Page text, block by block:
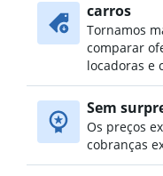
carros
Tornamos
comparar
locadoras e
Sem
Os preços
cobranças